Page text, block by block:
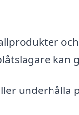
kan
underhålla